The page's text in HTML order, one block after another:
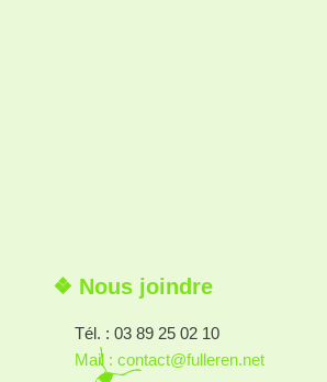
❖ Nous joindre
Tél. : 03 89 25 02 10
Mail : contact@fulleren.net